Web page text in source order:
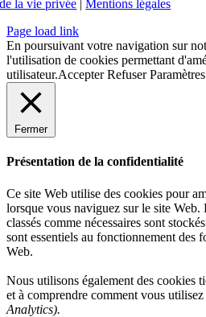
de la vie privée |Mentions légales
Page load link
En poursuivant votre navigation sur
l'utilisation de cookies permettant
utilisateur.Accepter Refuser Paramètres
Fermer
Présentation de la confidentialité
Ce site Web utilise des cookies pour
lorsque vous naviguez sur le site
classés comme nécessaires sont
sont essentiels au fonctionnement des
Web.
Nous utilisons également des cookies
et à comprendre comment vous
Analytics).